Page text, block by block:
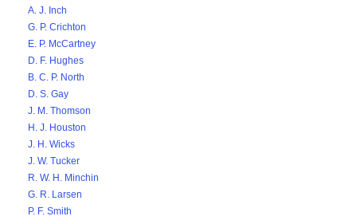
A. J. Inch
G. P. Crichton
E. P. McCartney
D. F. Hughes
B. C. P. North
D. S. Gay
J. M. Thomson
H. J. Houston
J. H. Wicks
J. W. Tucker
R. W. H. Minchin
G. R. Larsen
P. F. Smith